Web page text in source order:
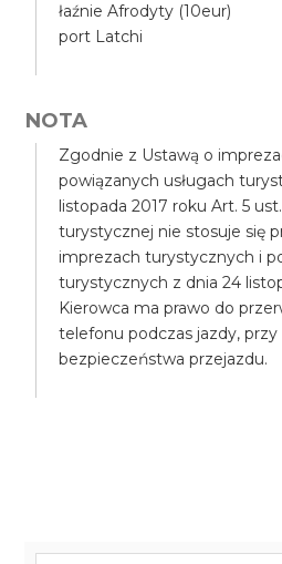
łaźnie Afrodyty (10eur)
port Latchi
NOTA
Zgodnie z Ustawą o
powiązanych usługach
listopada 2017 roku Art. 5
turystycznej nie stosuje się
imprezach turystycznych i
turystycznych z dnia 24
Kierowca ma prawo do
telefonu podczas jazdy,
bezpieczeństwa przejazdu.